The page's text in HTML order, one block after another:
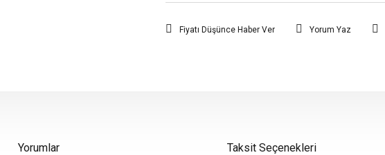
Fiyatı Düşünce Haber Ver Yorum Yaz
Yorumlar Taksit Seçenekleri